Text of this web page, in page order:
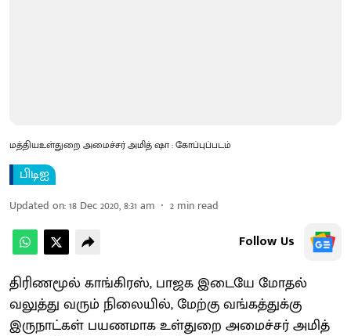
மத்தியஉள்துறை அமைச்சர் அமித் ஷா : கோப்புப்படம்
பிடிஐ
Updated on:18 Dec 2020, 8:31 am 2 min read
Follow Us
திரிணமூல் காங்கிரஸ், பாஜக இடையே மோதல்
வலுத்து வரும் நிலையில், மேற்கு வங்கத்துக்கு
இருநாட்கள் பயணமாக உள்துறை அமைச்சர் அமித்